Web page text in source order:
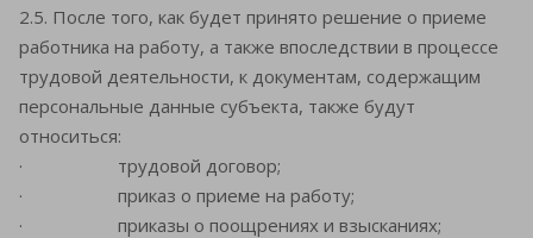
2.5. После того, как будет принято решение о приеме
работника на работу, а также впоследствии в процессе
трудовой деятельности, к документам, содержащим
персональные данные субъекта, также будут
относиться:
· трудовой договор;
· приказ о приеме на работу;
· приказы о поощрениях и взысканиях;